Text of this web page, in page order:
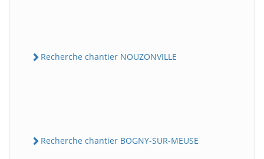
Recherche chantier NOUZONVILLE
Recherche chantier BOGNY-SUR-MEUSE